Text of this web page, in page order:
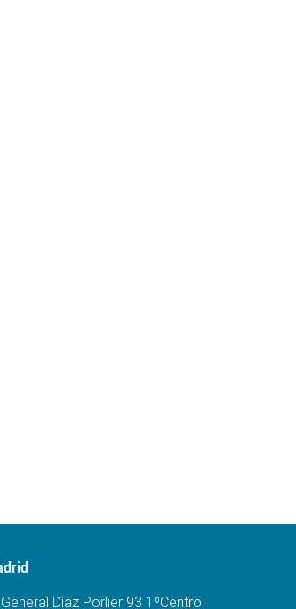
Díaz Porlier 93 1ºCentro